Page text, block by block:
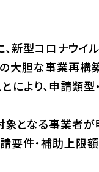
型コロナウイ
大胆な事業再構築
より、申請類
となる事業者が
要件・補助上限